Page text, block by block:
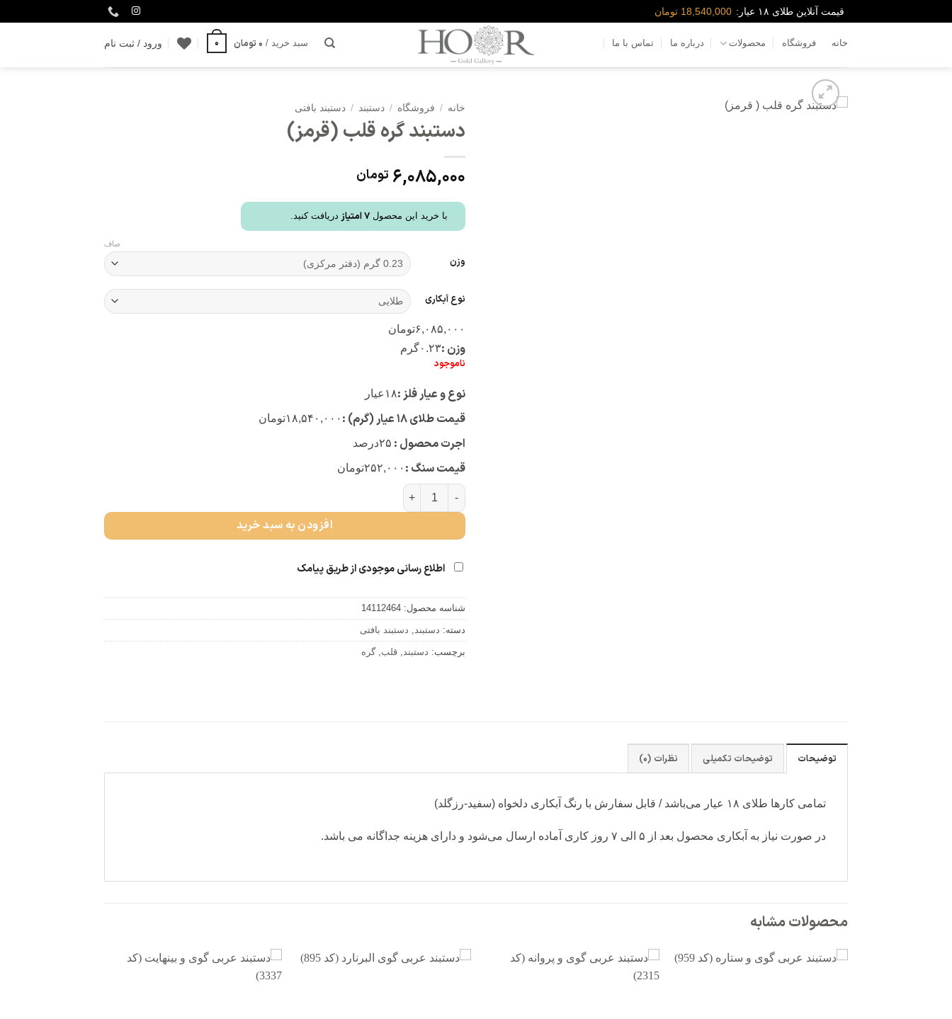
to
قیمت آنلاین طلای ۱۸ عیار: 18,540,000 تومان
خانه فروشگاه محصولات درباره ما تماس با ما سبد خرید / 0 تومان 0 ورود / ثبت نام
خانه / فروشگاه / دستبند / دستبند بافتی
دستبند گره قلب (قرمز)
6,085,000 تومان
با خرید این محصول 7امتیاز دریافت کنید.
وزن
نوع آبکاری
صاف
۶,۰۸۵,۰۰۰تومان
وزن :۰.۲۳گرم
ناموجود
نوع و عیار فلز :۱۸ عیار
قیمت طلای ۱۸ عیار (گرم) : ۱۸,۵۴۰,۰۰۰تومان
اجرت محصول : ۲۵درصد
قیمت سنگ : ۲۵۲,۰۰۰تومان
دستبند گره قلب (قرمز) عدد
افزودن به سبد خرید
اطلاع رسانی موجودی از طریق پیامک
شناسه محصول: 14112464
دسته: دستبند, دستبند بافتی
برچسب: دستبند, قلب,گره
توضیحات توضیحات تکمیلی نظرات (0)
تمامی کارها طلای ۱۸ عیار می‌باشد / قابل سفارش با رنگ آبکاری دلخواه (سفید-رزگلد)
در صورت نیاز به آبکاری محصول بعد از ۵ الی ۷ روز کاری آماده ارسال می‌شود و دارای هزینه جداگانه می باشد.
محصولات مشابه